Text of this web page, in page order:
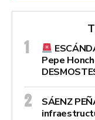
Pepe
SÁENZ